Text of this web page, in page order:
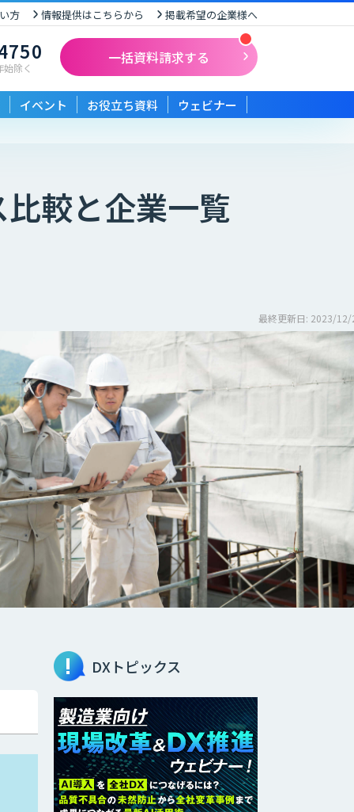
方 情報提供はこちらから 掲載希望の企業様へ
除く
一括資料請求する
イベント お役立ち資料 ウェビナー
較と企業一覧
最終更新日: 2023/12/
DXトピックス